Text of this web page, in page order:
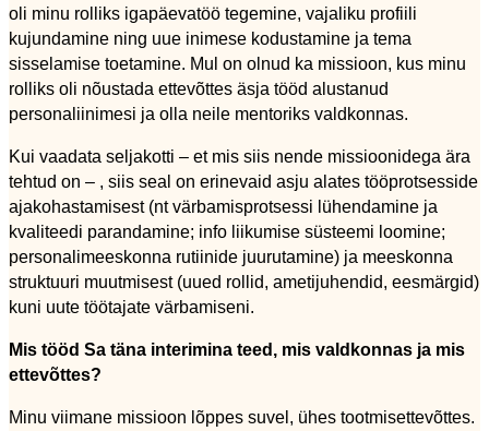
oli minu rolliks igapäevatöö tegemine, vajaliku profiili
kujundamine ning uue inimese kodustamine ja tema
sisselamise toetamine. Mul on olnud ka missioon, kus minu
rolliks oli nõustada ettevõttes äsja tööd alustanud
personaliinimesi ja olla neile mentoriks valdkonnas.
Kui vaadata seljakotti – et mis siis nende missioonidega ära
tehtud on – , siis seal on erinevaid asju alates tööprotsesside
ajakohastamisest (nt värbamisprotsessi lühendamine ja
kvaliteedi parandamine; info liikumise süsteemi loomine;
personalimeeskonna rutiinide juurutamine) ja meeskonna
struktuuri muutmisest (uued rollid, ametijuhendid, eesmärgid)
kuni uute töötajate värbamiseni.
Mis tööd Sa täna interimina teed, mis valdkonnas ja mis
ettevõttes?
Minu viimane missioon lõppes suvel, ühes tootmisettevõttes.